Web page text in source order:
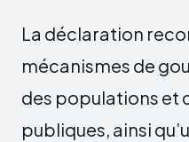
La déclaration
mécanismes de
des populations et
publiques, ainsi